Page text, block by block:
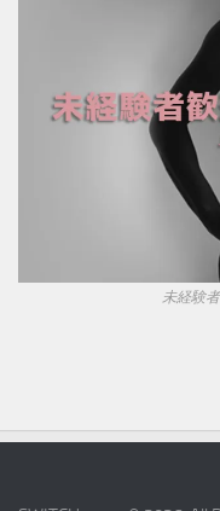
未経験